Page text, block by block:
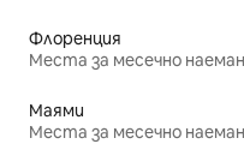
Флоренция
Места за месечно
Маями
Места за месечно